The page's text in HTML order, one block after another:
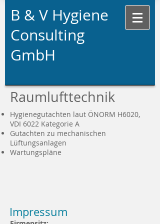
B & V Hygiene
Consulting
GmbH
Raumlufttechnik
Hygienegutachten laut ÖNORM H6020,
VDI 6022 Kategorie A
Gutachten zu mechanischen
Lüftungsanlagen
Wartungspläne
Impressum